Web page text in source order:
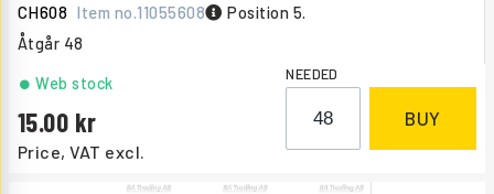
CH608 Item no.11055608 Position 5.
Åtgår 48
Price, VAT excl.
15.00
Web stock NEEDED
BUY